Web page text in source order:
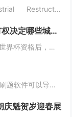
Research on the Global paradigm, Industrial Restructuring and Grassroots I...
国际足联告诉记者，唐纳德·特朗普有权决定哪些城市适合举办世界杯
在唐纳德·特朗普威胁取消波士顿地区举办世界杯资格后，国际足联向天空新闻台表示，美国政府有权决定举办世界杯的城市是否安全。美国总统此前声称加州可能被剥夺明年国际足联赛事和 2028 年洛杉矶奥运会的比赛资格，此后，他在白宫加大了对民主党执政城...
刷题软件可以导出错题使用场景分析围绕“刷题软件可以导出错题”，这篇内容采用流程分析的方式展开，重点讨论题目整理、练习安排、考试组织和结果复盘。不同用户的使用场景不同，工具选择也应该有不同侧重点。需求判断企业培训更关注题库维护、考试发起、成绩...
魁贺岁迎春展